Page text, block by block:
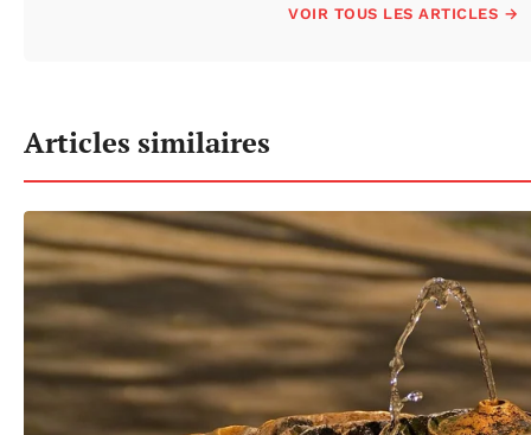
VOIR TOUS LES ARTICLES →
Articles similaires